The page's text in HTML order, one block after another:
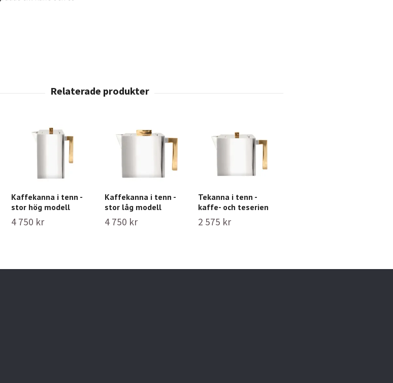
Kaffekanna i tenn -
stor hög modell
4 750 kr
Kaffekanna i tenn -
stor låg modell
4 750 kr
Tekanna i tenn -
kaffe- och teserien
2 575 kr